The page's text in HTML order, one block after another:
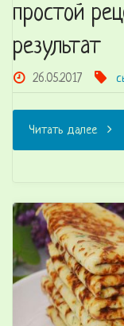
что"
простой
результат
26.05.2017
Читать далее
соусе
—